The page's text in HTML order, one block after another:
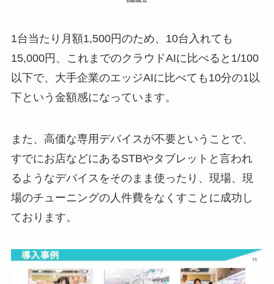
1台当たり月額1,500円のため、10台入れても
15,000円、これまでのクラウドAIに比べると1/100
以下で、大手企業のエッジAIに比べても10分の1以
下という金額感になっています。
また、高価な専用デバイスが不要ということで、
すでにお店などにあるSTBやタブレットと言われ
るようなデバイスをそのまま使ったり、現場、現
場のチューニングの人件費をなくすことに成功し
ております。